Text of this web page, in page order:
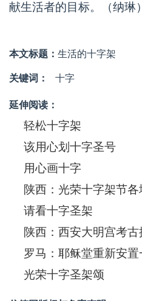
献生活者的目标。（纳琳）
本文标题： 生活的十字架
关键词： 十字
延伸阅读：
轻松十字架
该用心划十字圣号
用心画十字
请看十字圣架
光荣十字圣架颂